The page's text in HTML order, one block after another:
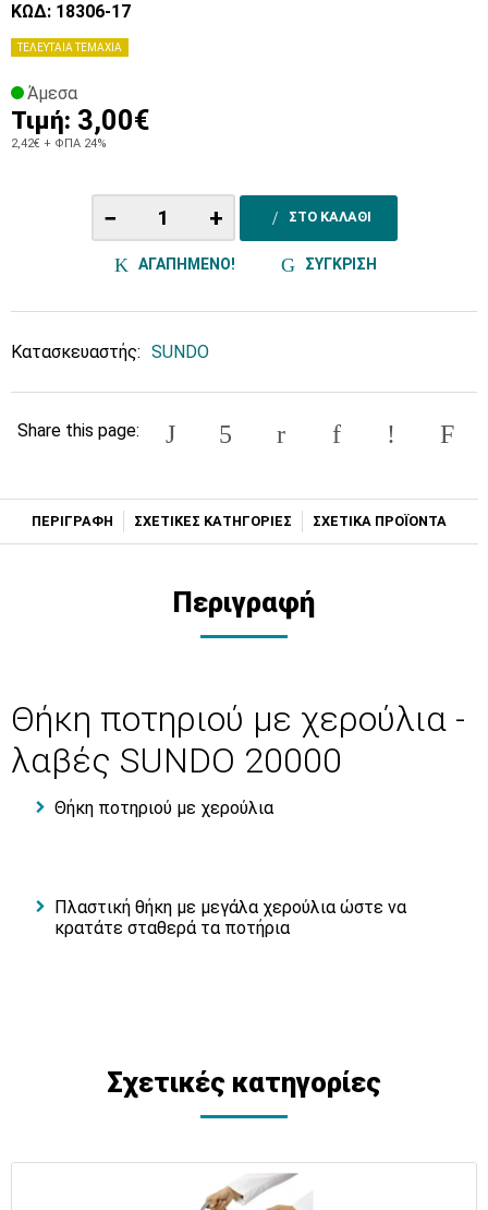
ΤΕΛΕΥΤΑΙΑ ΤΕΜΑΧΙΑ
ΚΩΔ: 18306-17
Άμεσα
Τιμή: 3,00€
2,42€ + ΦΠΑ 24%
− + ΣΤΟ ΚΑΛΑΘΙ
ΑΓΑΠΗΜΕΝΟ! ΣΥΓΚΡΙΣΗ
Κατασκευαστής: SUNDO
Share this page:
ΠΕΡΙΓΡΑΦΗ ΣΧΕΤΙΚΕΣ ΚΑΤΗΓΟΡΙΕΣ ΣΧΕΤΙΚΑ ΠΡΟΪΟΝΤΑ
Περιγραφή
Θήκη ποτηριού με χερούλια -
λαβές SUNDO 20000
Θήκη ποτηριού με χερούλια
Πλαστική θήκη με μεγάλα χερούλια ώστε να
κρατάτε σταθερά τα ποτήρια
Σχετικές κατηγορίες